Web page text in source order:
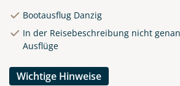
Bootausflug Danzig
In der Reisebeschreibung nicht
Ausflüge
Wichtige Hinweise